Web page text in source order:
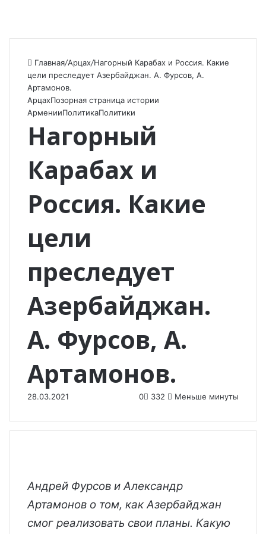
Главная/Арцах/Нагорный Карабах и Россия. Какие
цели преследует Азербайджан. А. Фурсов, А.
Артамонов.
АрцахПозорная страница истории
АрменииПолитикаПолитики
Нагорный
Карабах и
Россия. Какие
цели
преследует
Азербайджан.
А. Фурсов, А.
Артамонов.
28.03.2021 0 332 Меньше минуты
Андрей Фурсов и Александр
Артамонов о том, как Азербайджан
смог реализовать свои планы. Какую